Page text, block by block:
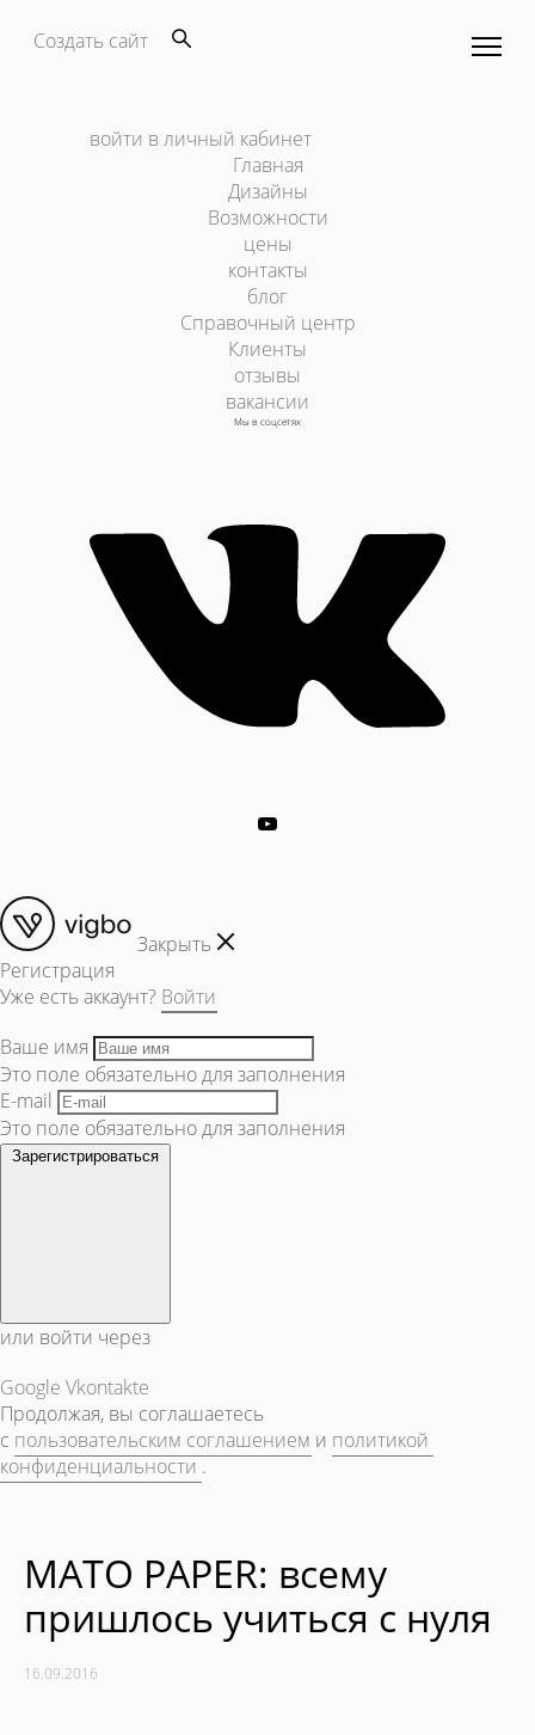
Создать сайт
войти в личный кабинет
Главная
Дизайны
Возможности
цены
контакты
блог
Справочный центр
Клиенты
отзывы
вакансии
Мы в соцсетях
Закрыть
Регистрация
Уже есть аккаунт? Войти
Ваше имя
Это поле обязательно для заполнения
E-mail
Это поле обязательно для заполнения
Зарегистрироваться
или войти через
Google Vkontakte
Продолжая, вы соглашаетесь
с пользовательским соглашением и политикой
конфиденциальности .
MATO PAPER: всему
пришлось учиться с нуля
16.09.2016